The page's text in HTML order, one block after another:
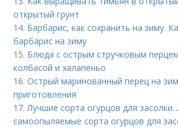
открытый грунт
14. Барбарис, как сохранить на зиму.
барбарис на зиму
15. Блюда с острым стручковым
колбасой и халапеньо
16.Острый маринованный перец на
приготовления
17.Лучшие сорта огурцов для засолки.
самоопыляемые сорта огурцов для